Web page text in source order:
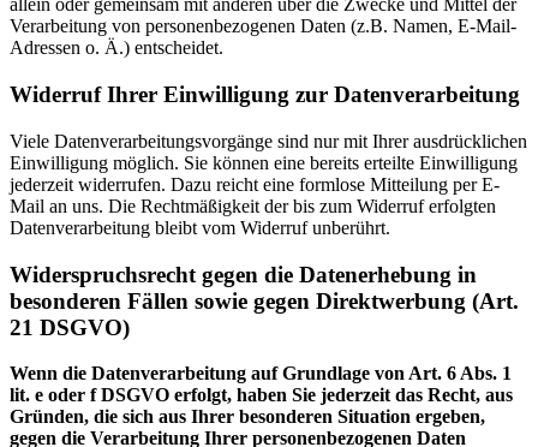
allein oder gemeinsam mit anderen über die Zwecke und Mittel der
Verarbeitung von personenbezogenen Daten (z.B. Namen, E-Mail-
Adressen o. Ä.) entscheidet.
Widerruf Ihrer Einwilligung zur Datenverarbeitung
Viele Datenverarbeitungsvorgänge sind nur mit Ihrer ausdrücklichen
Einwilligung möglich. Sie können eine bereits erteilte Einwilligung
jederzeit widerrufen. Dazu reicht eine formlose Mitteilung per E-
Mail an uns. Die Rechtmäßigkeit der bis zum Widerruf erfolgten
Datenverarbeitung bleibt vom Widerruf unberührt.
Widerspruchsrecht gegen die Datenerhebung in
besonderen Fällen sowie gegen Direktwerbung (Art.
21 DSGVO)
Wenn die Datenverarbeitung auf Grundlage von Art. 6 Abs. 1
lit. e oder f DSGVO erfolgt, haben Sie jederzeit das Recht, aus
Gründen, die sich aus Ihrer besonderen Situation ergeben,
gegen die Verarbeitung Ihrer personenbezogenen Daten